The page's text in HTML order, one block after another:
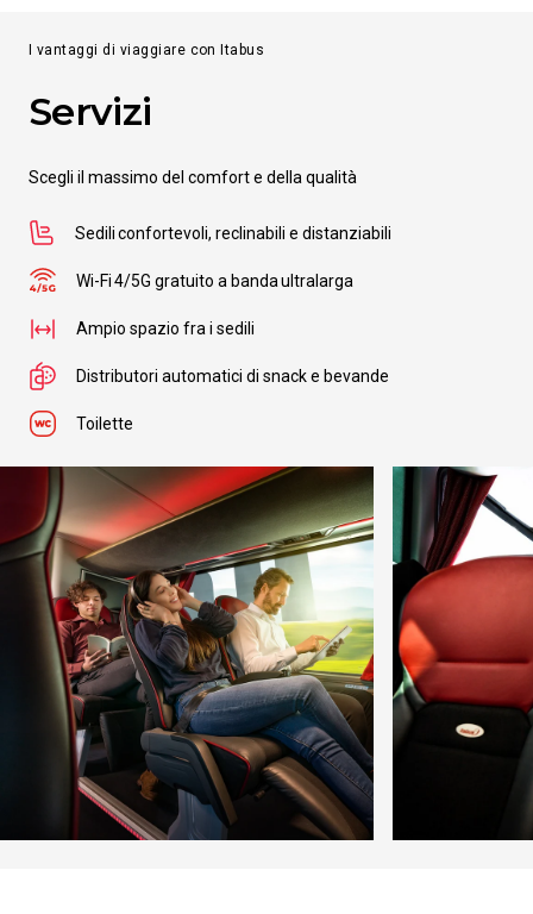
I vantaggi di viaggiare con Itabus
Servizi
Scegli il massimo del comfort e della qualità
Sedili confortevoli, reclinabili e distanziabili
Wi-Fi 4/5G gratuito a banda ultralarga
Ampio spazio fra i sedili
Distributori automatici di snack e bevande
Toilette